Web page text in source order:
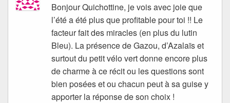
Bonjour Quichottine, je vois avec joie que
l’été a été plus que profitable pour toi !! Le
facteur fait des miracles (en plus du lutin
Bleu). La présence de Gazou, d’Azalaïs et
surtout du petit vélo vert donne encore plus
de charme à ce récit ou les questions sont
bien posées et ou chacun peut à sa guise y
apporter la réponse de son choix !